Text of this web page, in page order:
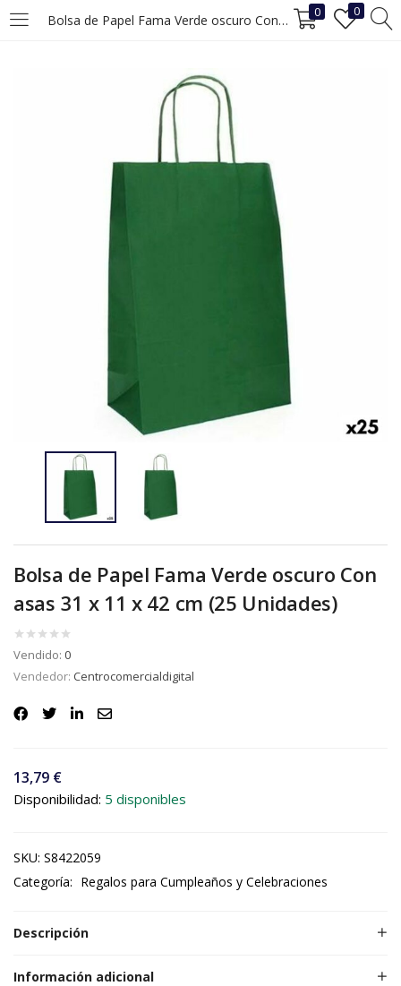
Bolsa de Papel Fama Verde oscuro Con asas 31 x 11 x 42 cm (25 Unidades) 0 0
INICIAR SESIÓN REGISTRO
Ingrese su nombre de usuario y contraseña para iniciar sesión.
Bolsa de Papel Fama Verde oscuro Con
asas 31 x 11 x 42 cm (25 Unidades)
Vendido: 0
Vendedor: Centrocomercialdigital
13,79 €
Disponibilidad: 5 disponibles
SKU: S8422059
Categoría: Regalos para Cumpleaños y Celebraciones
Descripción
Información adicional